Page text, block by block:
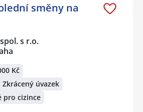
směny na
s r.o.
Kč
Zkrácený úvazek
pro cizince